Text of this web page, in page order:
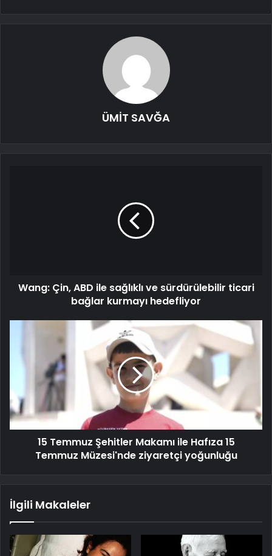
ÜMİT SAVĞA
Wang: Çin, ABD ile sağlıklı ve sürdürülebilir ticari
bağlar kurmayı hedefliyor
15 Temmuz Şehitler Makamı ile Hafıza 15
Temmuz Müzesi'nde ziyaretçi yoğunluğu
İlgili Makaleler